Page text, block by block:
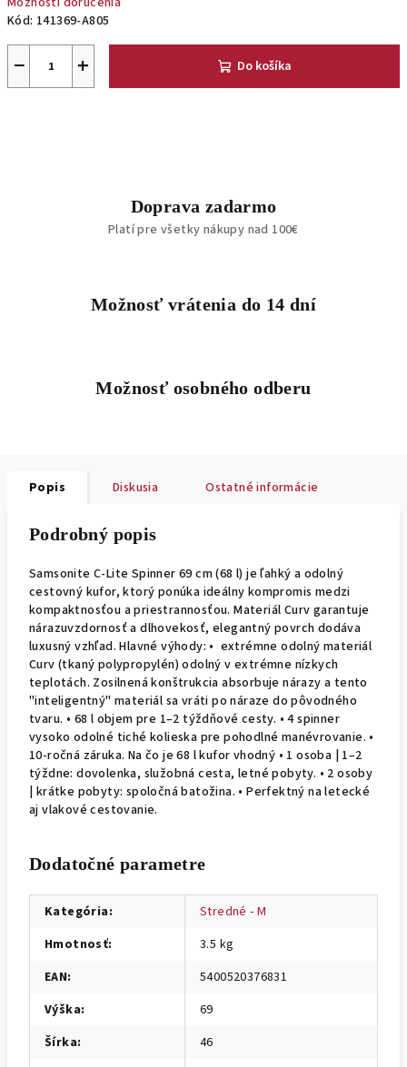
Kód: 141369-A805
+
− Do košíka
Doprava zadarmo
Platí pre všetky nákupy nad 100€
Možnosť vrátenia do 14 dní
Možnosť osobného odberu
Popis Diskusia Ostatné informácie
Podrobný popis
Samsonite C-Lite Spinner 69 cm (68 l) je ľahký a odolný
cestovný kufor, ktorý ponúka ideálny kompromis medzi
kompaktnosťou a priestrannosťou. Materiál Curv garantuje
nárazuvzdornosť a dlhovekosť, elegantný povrch dodáva
luxusný vzhľad. Hlavné výhody: • extrémne odolný materiál
Curv (tkaný polypropylén) odolný v extrémne nízkych
teplotách. Zosilnená konštrukcia absorbuje nárazy a tento
"inteligentný" materiál sa vráti po náraze do pôvodného
tvaru. • 68 l objem pre 1–2 týždňové cesty. • 4 spinner
vysoko odolné tiché kolieska pre pohodlné manévrovanie. •
10-ročná záruka. Na čo je 68 l kufor vhodný • 1 osoba | 1–2
týždne: dovolenka, služobná cesta, letné pobyty. • 2 osoby
| krátke pobyty: spoločná batožina. • Perfektný na letecké
aj vlakové cestovanie.
Dodatočné parametre
Kategória:
Stredné - M
Hmotnosť:
3.5 kg
EAN:
5400520376831
Výška:
69
Šírka:
46